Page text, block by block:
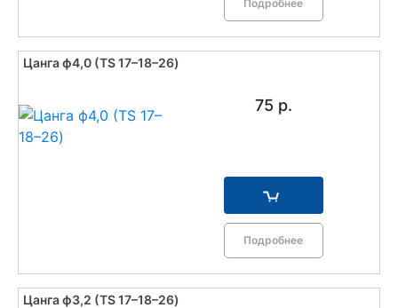
Подробнее
Цанга ф4,0 (TS 17–18–26)
75 р.
Подробнее
Цанга ф3,2 (TS 17–18–26)